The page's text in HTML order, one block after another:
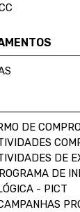
DE
DE
DE
- PICT